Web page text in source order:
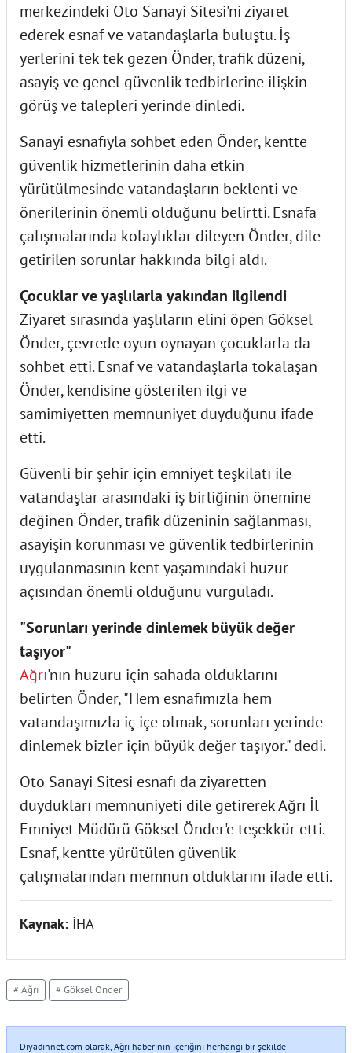
merkezindeki Oto Sanayi Sitesi'ni ziyaret
ederek esnaf ve vatandaşlarla buluştu. İş
yerlerini tek tek gezen Önder, trafik düzeni,
asayiş ve genel güvenlik tedbirlerine ilişkin
görüş ve talepleri yerinde dinledi.
Sanayi esnafıyla sohbet eden Önder, kentte
güvenlik hizmetlerinin daha etkin
yürütülmesinde vatandaşların beklenti ve
önerilerinin önemli olduğunu belirtti. Esnafa
çalışmalarında kolaylıklar dileyen Önder, dile
getirilen sorunlar hakkında bilgi aldı.
Çocuklar ve yaşlılarla yakından ilgilendi
Ziyaret sırasında yaşlıların elini öpen Göksel
Önder, çevrede oyun oynayan çocuklarla da
sohbet etti. Esnaf ve vatandaşlarla tokalaşan
Önder, kendisine gösterilen ilgi ve
samimiyetten memnuniyet duyduğunu ifade
etti.
Güvenli bir şehir için emniyet teşkilatı ile
vatandaşlar arasındaki iş birliğinin önemine
değinen Önder, trafik düzeninin sağlanması,
asayişin korunması ve güvenlik tedbirlerinin
uygulanmasının kent yaşamındaki huzur
açısından önemli olduğunu vurguladı.
"Sorunları yerinde dinlemek büyük değer
taşıyor"
Ağrı'nın huzuru için sahada olduklarını
belirten Önder, "Hem esnafımızla hem
vatandaşımızla iç içe olmak, sorunları yerinde
dinlemek bizler için büyük değer taşıyor." dedi.
Oto Sanayi Sitesi esnafı da ziyaretten
duydukları memnuniyeti dile getirerek Ağrı İl
Emniyet Müdürü Göksel Önder'e teşekkür etti.
Esnaf, kentte yürütülen güvenlik
çalışmalarından memnun olduklarını ifade etti.
Kaynak: İHA
# Ağrı # Göksel Önder
Diyadinnet.com olarak, Ağrı haberinin içeriğini herhangi bir şekilde